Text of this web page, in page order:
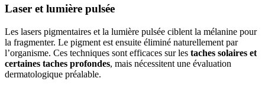
Laser et lumière pulsée
Les lasers pigmentaires et la lumière pulsée ciblent la mélanine pour
la fragmenter. Le pigment est ensuite éliminé naturellement par
l’organisme. Ces techniques sont efficaces sur les taches solaires et
certaines taches profondes, mais nécessitent une évaluation
dermatologique préalable.